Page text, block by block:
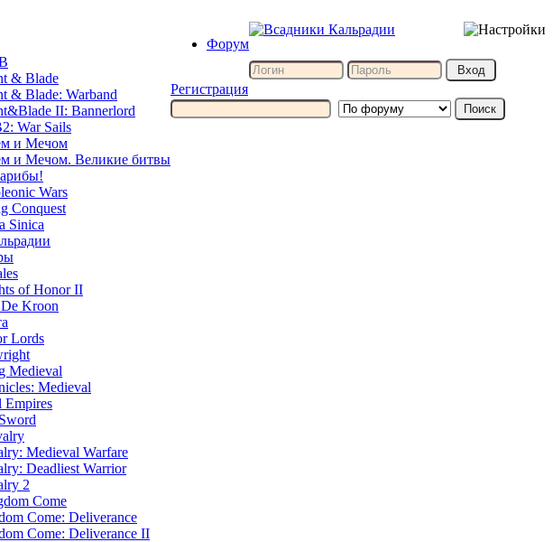
& Blade
& Blade: Warband
II: Bannerlord
War Sails
и Мечом
и Мечом. Великие битвы
Wars
Conquest
Sinica
of Honor II
Kroon
Lords
Medieval
Medieval
Empires
Medieval Warfare
Deadliest Warrior
2
Come
Come: Deliverance
Come: Deliverance II
Форум
Регистрация